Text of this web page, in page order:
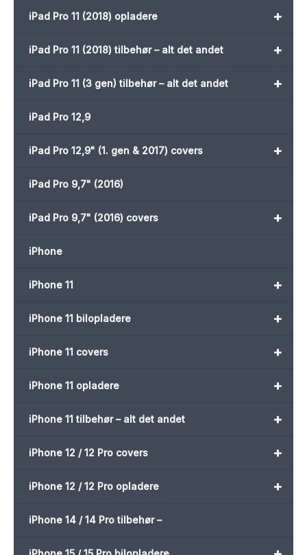
+
iPad Pro 11 (2018) opladere
+
iPad Pro 11 (2018) tilbehør – alt det andet
+
iPad Pro 11 (3 gen) tilbehør – alt det andet
iPad Pro 12,9
+
iPad Pro 12,9" (1. gen & 2017) covers
iPad Pro 9,7" (2016)
+
iPad Pro 9,7" (2016) covers
iPhone
+
iPhone 11
+
iPhone 11 bilopladere
+
iPhone 11 covers
+
iPhone 11 opladere
+
iPhone 11 tilbehør – alt det andet
+
iPhone 12 / 12 Pro covers
+
iPhone 12 / 12 Pro opladere
iPhone 14 / 14 Pro tilbehør –